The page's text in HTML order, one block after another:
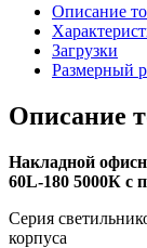
Описание
Загрузки
Размерный
Описание
Накладной
60L-180 5000К с
Серия
корпуса